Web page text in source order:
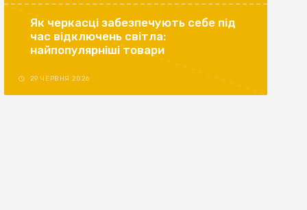
Як черкасці забезпечують себе під
час відключень світла:
найпопулярніші товари
29 ЧЕРВНЯ 2026